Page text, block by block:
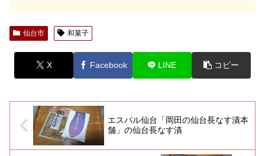
仙台市 和菓子
X Facebook LINE コピー
エスパル仙台「岡田の仙台長なす漬本
舗」の仙台長なす漬